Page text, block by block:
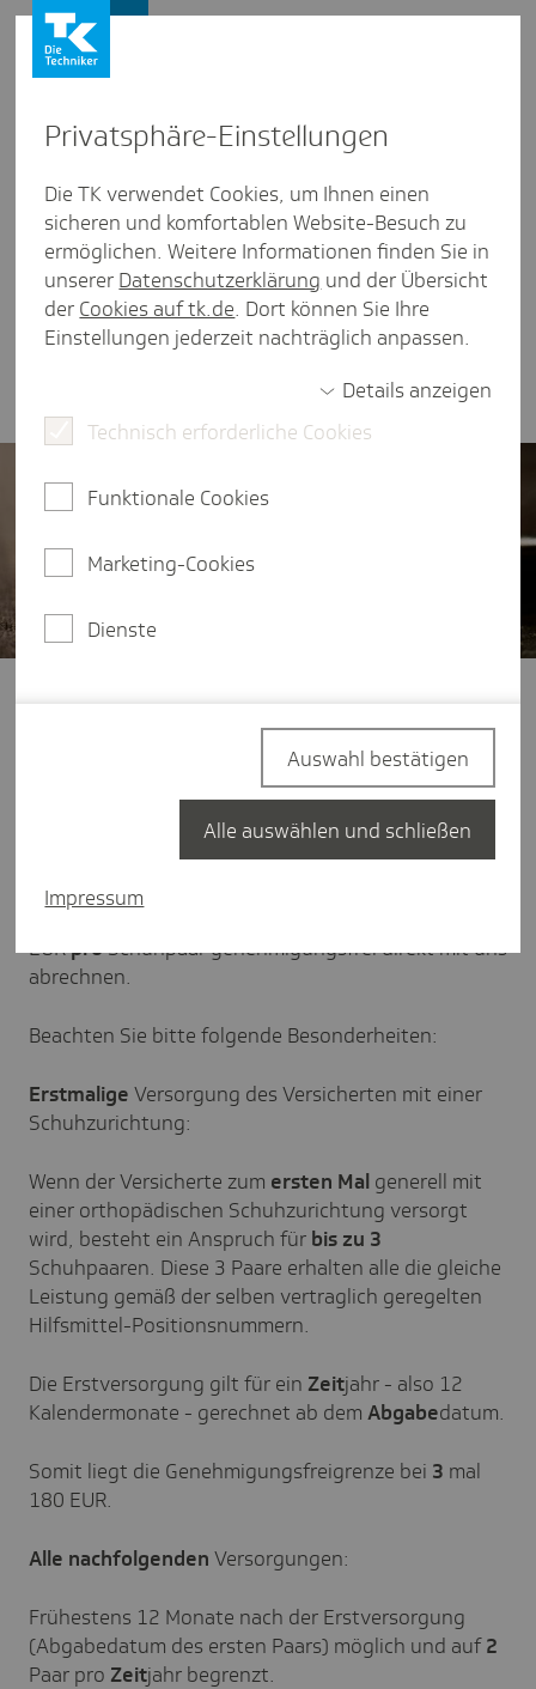
Geneh­mi­gungs­freie Zurich­tung
von Schuhen
Hier stellen wir Ihnen die Regelungen der
genehmigungsfreien Abrechnungen für
orthopädisch zugerichtete Schuhe vor.
weniger als eine Minute Lesezeit
PG 31.03.04 - orthopädische
Schuhzurichtungen:
Für die genehmigungsfreie Abrechnung gelten
nachstehende Absprachen; alle Euro-Beträge sind
-Wert zu verstehen.
Sie können Leistungen bis zu einem Wert von 180
EURproSchuhpaar genehmigungsfrei direkt mit uns
abrechnen.
Beachten Sie bitte folgende Besonderheiten:
Erstmalige Versorgung des Versicherten mit einer
Schuhzurichtung:
Wenn der Versicherte zum ersten Mal generell mit
einer orthopädischen Schuhzurichtung versorgt
wird, besteht ein Anspruch für bis zu 3
Schuhpaaren. Diese 3 Paare erhalten alle die gleiche
Leistung gemäß der selben vertraglich geregelten
Hilfsmittel-Positionsnummern.
Die Erstversorgung gilt für ein Zeitjahr - also 12
Kalendermonate - gerechnet ab dem Abgabedatum.
Somit liegt die Genehmigungsfreigrenze bei 3 mal
180 EUR.
Alle nachfolgenden Versorgungen:
Frühestens 12 Monate nach der Erstversorgung
(Abgabedatum des ersten Paars) möglich und auf2
Paar pro Zeitjahr begrenzt.
Privat­sphäre-Einstel­lungen
Die TK verwendet Cookies, um Ihnen einen
sicheren und komfortablen Website-Besuch zu
ermöglichen. Weitere Informationen finden Sie in
unserer Datenschutzerklärung und der Übersicht
der Cookies auf tk.de. Dort können Sie Ihre
Einstellungen jederzeit nachträglich anpassen.
Details anzeigen
Technisch erforderliche Cookies
Funktionale Cookies
Marketing-Cookies
Dienste
Impressum
Auswahl bestätigen
Alle auswählen und schließen